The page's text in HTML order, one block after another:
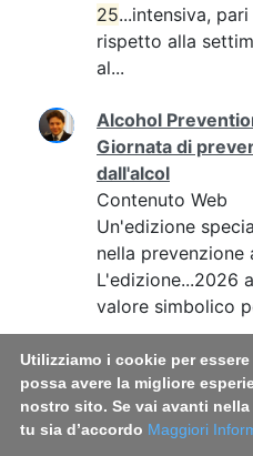
25...intensiva,
rispetto alla
al...
Alcohol
Giornata di
dall'alcol
Contenuto Web
Un'edizione
nella prevenzione
L'edizione...2026
valore simbolico
Bollettino 113
Contenuto Web
pari a 0,9% (565
rispetto alla
Utilizziamo i cookie per
possa avere la migliore
nostro sito. Se vai avanti
tu sia d’accordo Maggiori